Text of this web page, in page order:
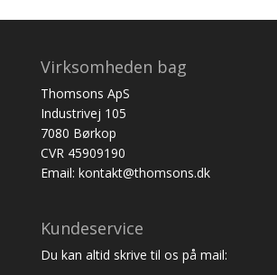
Virksomheden bag
Thomsons ApS
Industrivej 105
7080 Børkop
CVR 45909190
Email: kontakt@thomsons.dk
Kundeservice
Du kan altid skrive til os på mail: